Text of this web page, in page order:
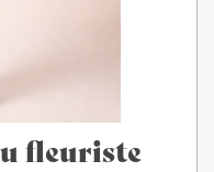
fleuriste